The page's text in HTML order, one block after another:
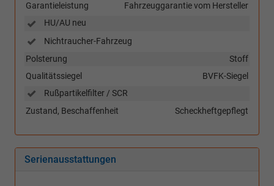
Fahrzeuggarantie vom Hersteller
Garantieleistung
HU/AU neu
Nichtraucher-Fahrzeug
Stoff
Polsterung
BVFK-Siegel
Qualitätssiegel
Rußpartikelfilter / SCR
Scheckheftgepflegt
Zustand, Beschaffenheit
Serienausstattungen